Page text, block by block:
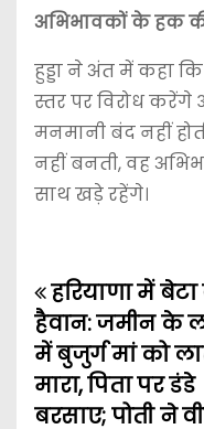
अभिभावकों के हक
हुड्डा ने अंत में कहा
स्तर पर विरोध
मनमानी बंद नहीं
नहीं बनती, वह
साथ खड़े रहेंगे।
P
o
s
हरियाणा में बेटा
हैवान: जमीन के
में बुजुर्ग मां को
मारा, पिता पर डंडे
बरसाए; पोती ने